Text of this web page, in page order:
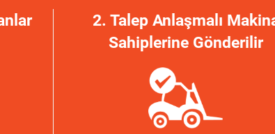
2. Talep Anlaşmalı
Sahiplerine Gönderilir